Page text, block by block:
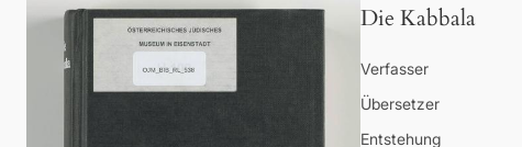
Die Kabbala
Verfasser
Übersetzer
Entstehung